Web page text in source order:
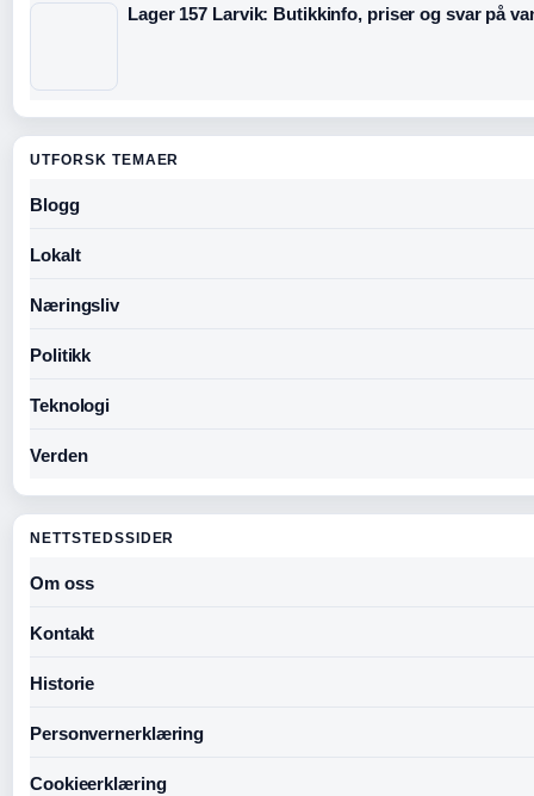
Lager 157 Larvik: Butikkinfo, priser og svar på
UTFORSK TEMAER
Blogg
Lokalt
Næringsliv
Politikk
Teknologi
Verden
NETTSTEDSSIDER
Om oss
Kontakt
Historie
Personvernerklæring
Cookieerklæring